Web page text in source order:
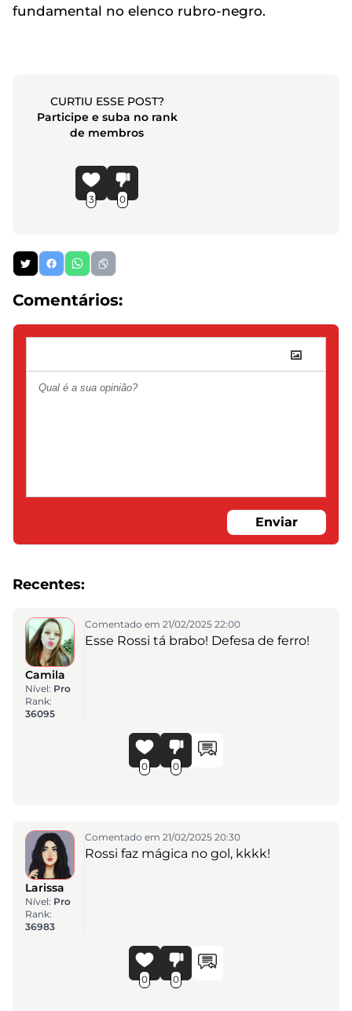
fundamental no elenco rubro-negro.
CURTIU ESSE POST?
Participe e suba no rank
de membros
3 0
Comentários:
Enviar
Recentes:
Camila
Nível: Pro
Rank:
36095
Comentado em 21/02/2025 22:00
Esse Rossi tá brabo! Defesa de ferro!
0 0
Larissa
Nível: Pro
Rank:
36983
Comentado em 21/02/2025 20:30
Rossi faz mágica no gol, kkkk!
0 0